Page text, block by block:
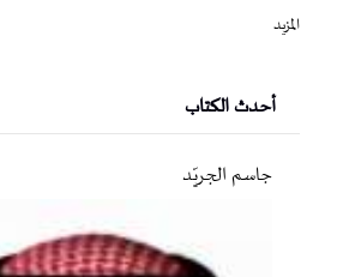
المزيد
أحدث الكتاب
جاسم الجريّد